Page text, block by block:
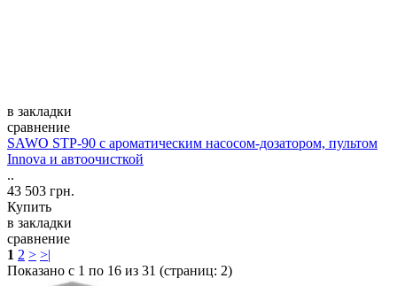
в закладки
сравнение
SAWO STP-90 с ароматическим насосом-дозатором, пультом
Innova и автоочисткой
..
43 503 грн.
Купить
в закладки
сравнение
1 2 > >|
Показано с 1 по 16 из 31 (страниц: 2)